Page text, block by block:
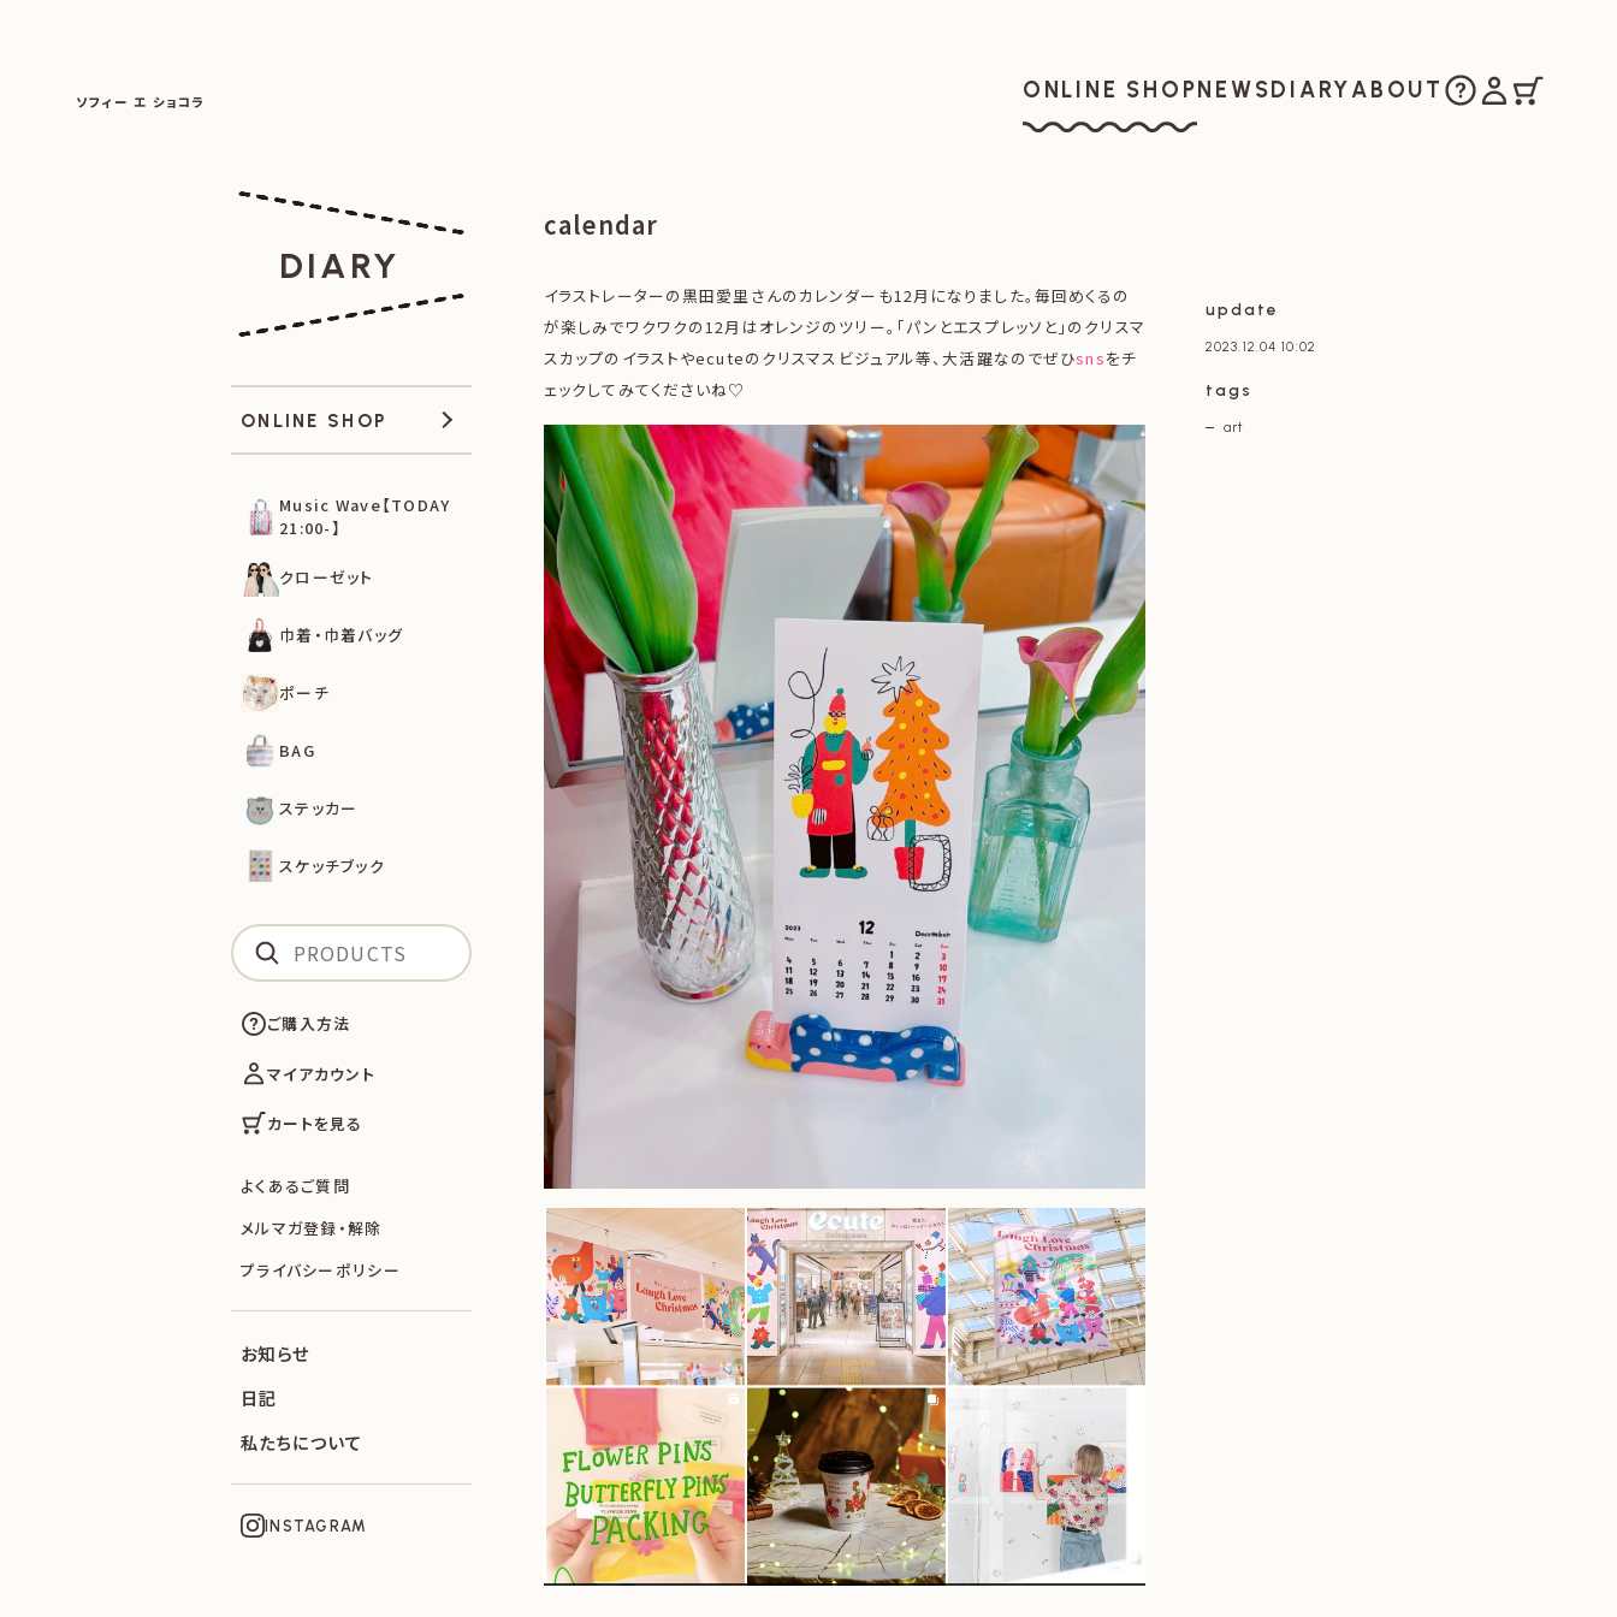
ソフィー エ ショコラ
||
ONLINE SHOP NEWSお知らせ
DIARY日記
ABOUT 私たちについて
ご購入方法
マイアカウ
DIARY
calendar
イラストレーターの黒田愛里さんのカレンダーも12月になりました。毎回めくるの
が楽しみでワクワクの12月はオレンジのツリー。「パンとエスプレッソと」のクリスマ
スカップのイラストやecuteのクリスマスビジュアル等、大活躍なのでぜひsnsをチ
ェックしてみてくださいね♡
update
2023.12.04 10:02
tags
art
ONLINE SHOP
Music Wave【TODAY
21:00-】
クローゼット
巾着・巾着バッグ
ポーチ
BAG
ステッカー
スケッチブック
ご購入方法
マイアカウント
カートを見る
よくあるご質問
メルマガ登録・解除
プライバシーポリシー
お知らせ
日記
私たちについて
INSTAGRAM